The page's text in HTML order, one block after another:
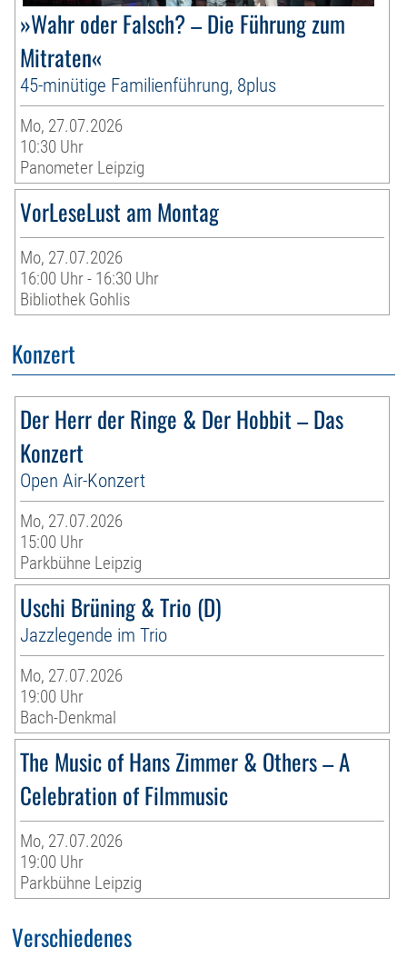
»Wahr oder Falsch? – Die Führung zum
Mitraten«
45-minütige Familienführung, 8plus
Mo, 27.07.2026
10:30 Uhr
Panometer Leipzig
VorLeseLust am Montag
Mo, 27.07.2026
16:00 Uhr - 16:30 Uhr
Bibliothek Gohlis
Konzert
Der Herr der Ringe & Der Hobbit – Das
Konzert
Open Air-Konzert
Mo, 27.07.2026
15:00 Uhr
Parkbühne Leipzig
Uschi Brüning & Trio (D)
Jazzlegende im Trio
Mo, 27.07.2026
19:00 Uhr
Bach-Denkmal
The Music of Hans Zimmer & Others – A
Celebration of Filmmusic
Mo, 27.07.2026
19:00 Uhr
Parkbühne Leipzig
Verschiedenes